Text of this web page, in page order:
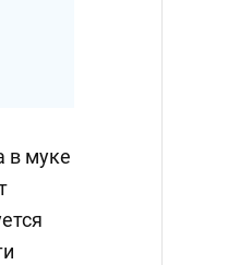
в муке